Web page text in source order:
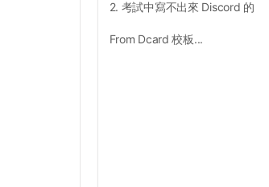
2. 考試中寫不出來 Discord 的
From Dcard 校板...